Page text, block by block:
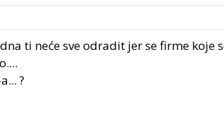
ti neće sve odradit jer se firme koje
?